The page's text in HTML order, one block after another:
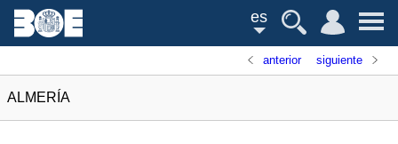
es
anterior siguiente
ALMERÍA